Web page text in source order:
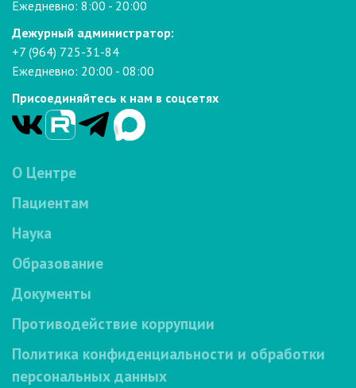
Ежедневно: 8:00 - 20:00
Дежурный администратор:
+7 (964) 725-31-84
Ежедневно: 20:00 - 08:00
Присоединяйтесь к нам в соцсетях
О Центре
Пациентам
Наука
Образование
Документы
Противодействие коррупции
Политика конфиденциальности и обработки
персональных данных